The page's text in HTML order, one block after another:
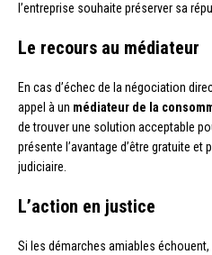
l’entreprise souhaite préserver sa
Le recours au médiateur
En cas d’échec de la négociation
appel à un médiateur de la
de trouver une solution acceptable
présente l’avantage d’être gratuite et
judiciaire.
L’action en justice
Si les démarches amiables